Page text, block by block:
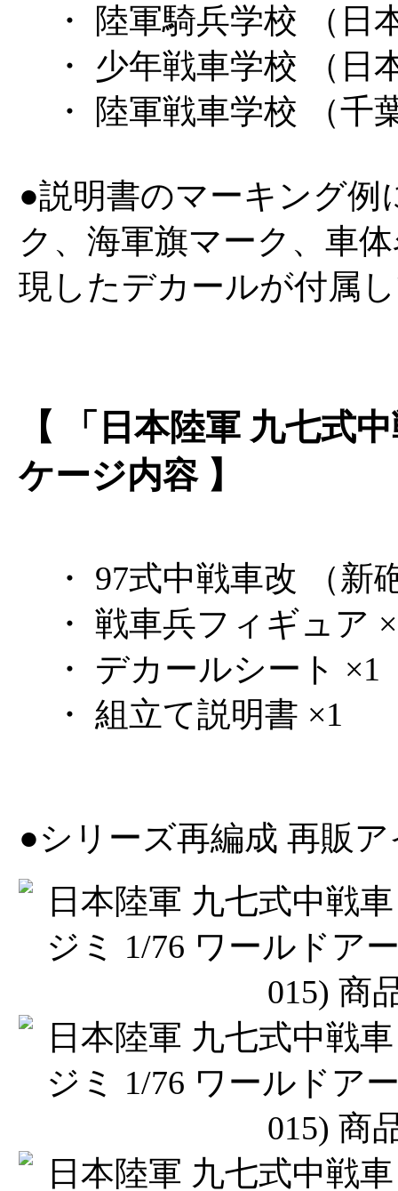
・ 陸軍騎兵学校 （日
・ 少年戦車学校 （日
・ 陸軍戦車学校 （千
●説明書のマーキング例
ク、海軍旗マーク、車
現したデカールが付属
【 「日本陸軍 九七式
ケージ内容 】
・ 97式中戦車改 （新
・ 戦車兵フィギュア
・ デカールシート ×1
・ 組立て説明書 ×1
●シリーズ再編成 再販